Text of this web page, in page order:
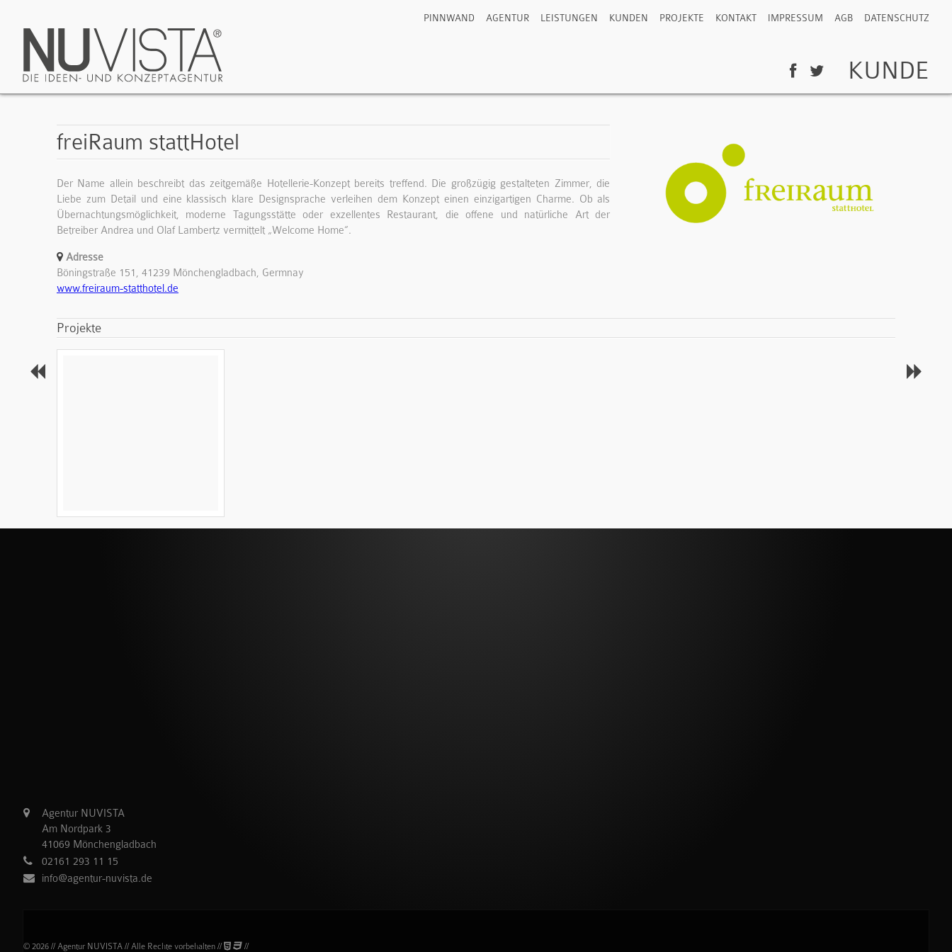
PINNWAND AGENTUR LEISTUNGEN KUNDEN PROJEKTE KONTAKT IMPRESSUM AGB DATENSCHUTZ
KUNDE
freiRaum stattHotel
Der Name allein beschreibt das zeitgemäße Hotellerie-Konzept bereits treffend. Die großzügig gestalteten Zimmer, die
Liebe zum Detail und eine klassisch klare Designsprache verleihen dem Konzept einen einzigartigen Charme. Ob als
Übernachtungsmöglichkeit, moderne Tagungsstätte oder exzellentes Restaurant, die offene und natürliche Art der
Betreiber Andrea und Olaf Lambertz vermittelt „Welcome Home“.
Adresse
Böningstraße 151, 41239 Mönchengladbach, Germnay
www.freiraum-statthotel.de
Projekte
Agentur NUVISTA
Am Nordpark 3
41069 Mönchengladbach
02161 293 11 15
info@agentur-nuvista.de
© 2026 // Agentur NUVISTA // Alle Rechte vorbehalten // //